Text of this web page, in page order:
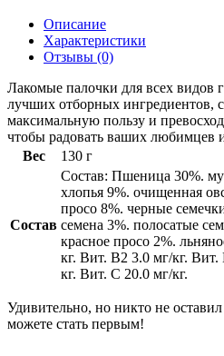
Описание
Характеристики
Отзывы (0)
Лакомые палочки для всех видов
лучших отборных ингредиентов,
максимальную пользу и
чтобы радовать ваших любимцев
Вес
130 г
Состав
Состав: Пшеница 30%.
хлопья 9%. очищенная
просо 8%. черные
семена 3%. полосатые
красное просо 2%.
кг. Вит. В2 3.0 мг/кг.
кг. Вит. С 20.0 мг/кг.
Удивительно, но никто не
можете стать первым!